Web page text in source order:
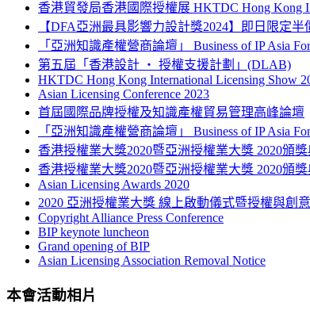
香港貿發局香港國際授權展 HKTDC Hong Kong
【DFA亞洲最具影響力設計獎2024】即日限定半
「亞洲知識產權營商論壇」 Business of IP Asia
第五屆「香港設計 ‧ 授權支援計劃」(DLAB)
HKTDC Hong Kong International Licensing Show
Asian Licensing Conference 2023
首屆國際品牌授權及知識產權貿易管理高峰論壇
「亞洲知識產權營商論壇」 Business of IP Asia
香港授權業大獎2020暨亞洲授權業大獎 2020頒
香港授權業大獎2020暨亞洲授權業大獎 2020頒
Asian Licensing Awards 2020
2020 亞洲授權業大獎 線上啟動儀式暨授權與創
Copyright Alliance Press Conference
BIP keynote luncheon
Grand opening of BIP
Asian Licensing Association Removal Notice
本會活動相片